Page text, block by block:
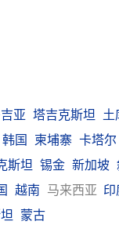
亚 塔吉克斯坦 土
韩国 柬埔寨 卡塔尔
斯坦 锡金 新加坡
越南 马来西亚 印
蒙古